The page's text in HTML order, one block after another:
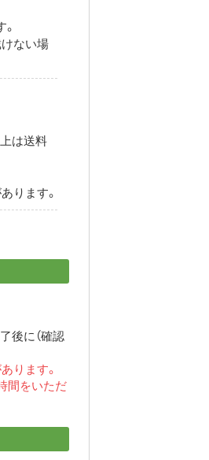
ない場
は送料
ります。
後に（確認
ります。
間をいただ